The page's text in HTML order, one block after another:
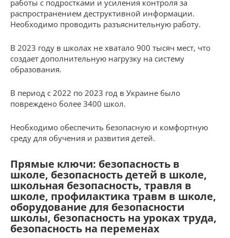
работы с подростками и усиления контроля за
распространением деструктивной информации.
Необходимо проводить разъяснительную работу.
В 2023 году в школах не хватало 900 тысяч мест, что
создает дополнительную нагрузку на систему
образования.
В период с 2022 по 2023 год в Украине было
повреждено более 3400 школ.
Необходимо обеспечить безопасную и комфортную
среду для обучения и развития детей.
Прямые ключи: безопасность в
школе, безопасность детей в школе,
школьная безопасность, травля в
школе, профилактика травм в школе,
оборудование для безопасности
школы, безопасность на уроках труда,
безопасность на переменах